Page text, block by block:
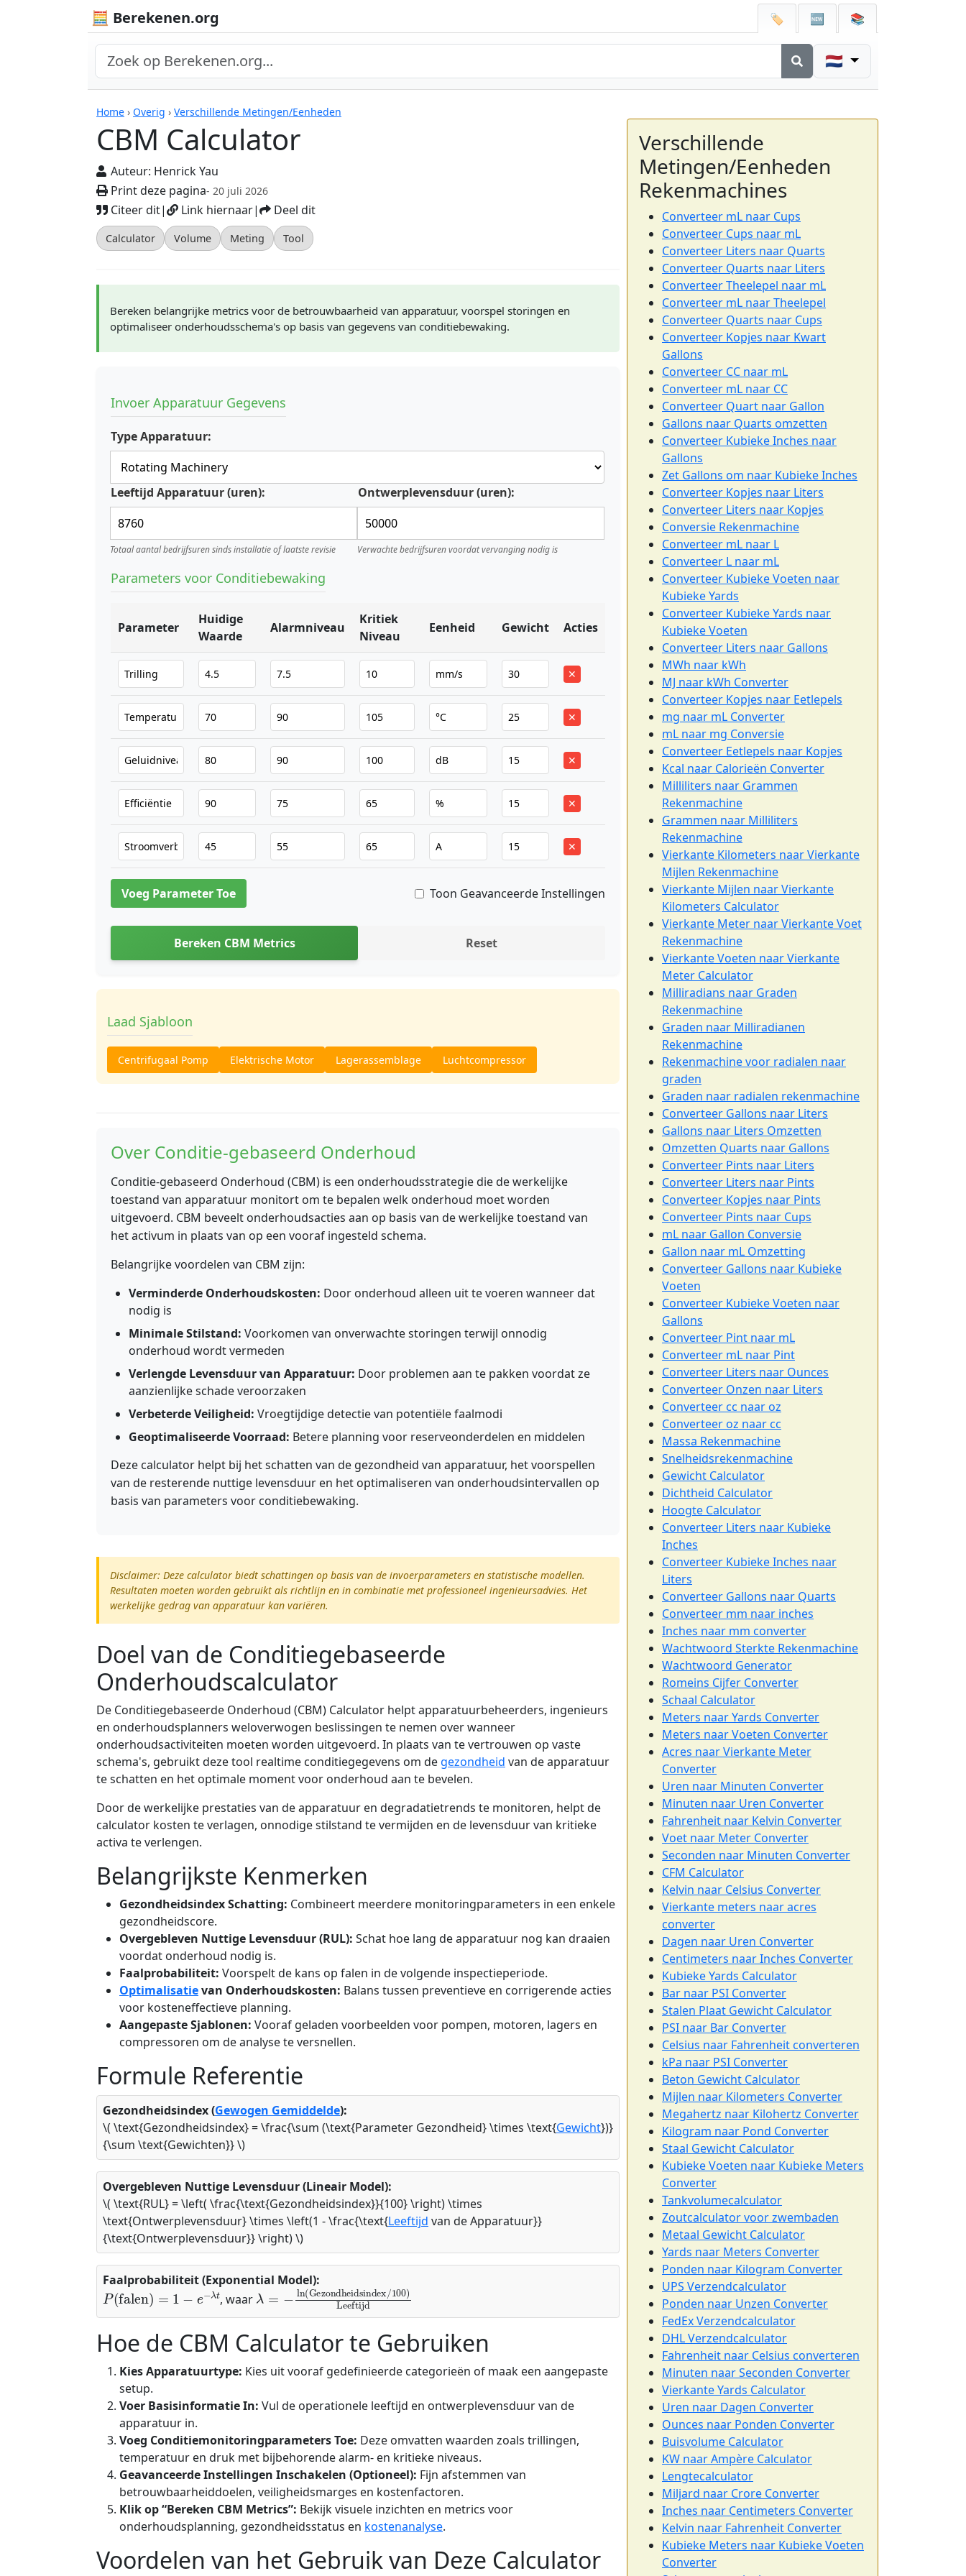
🧮 Berekenen.org 🏷️ 🆕 📚
🇳🇱
Home › Overig › Verschillende Metingen/Eenheden
CBM Calculator
Auteur: Henrick Yau
Print deze pagina- 20 juli 2026
Citeer dit| Link hiernaar| Deel dit
Calculator Volume Meting Tool
Rekenmachines
Bereken belangrijke metrics voor de betrouwbaarheid van apparatuur, voorspel storingen en
optimaliseer onderhoudsschema's op basis van gegevens van conditiebewaking.
Invoer Apparatuur Gegevens
Type Apparatuur:
Leeftijd Apparatuur (uren):
Totaal aantal bedrijfsuren sinds installatie of laatste revisie
Ontwerplevensduur (uren):
Verwachte bedrijfsuren voordat vervanging nodig is
Parameters voor Conditiebewaking
Parameter
Huidige
Waarde
Alarmniveau
Kritiek
Niveau
Eenheid Gewicht Acties
✕
✕
✕
✕
✕
Voeg Parameter Toe Toon Geavanceerde Instellingen
Bereken CBM Metrics Reset
Laad Sjabloon
Centrifugaal Pomp Elektrische Motor Lagerassemblage Luchtcompressor
Over Conditie-gebaseerd Onderhoud
Conditie-gebaseerd Onderhoud (CBM) is een onderhoudsstrategie die de werkelijke
toestand van apparatuur monitort om te bepalen welk onderhoud moet worden
uitgevoerd. CBM beveelt onderhoudsacties aan op basis van de werkelijke toestand van
het activum in plaats van op een vooraf ingesteld schema.
Belangrijke voordelen van CBM zijn:
Verminderde Onderhoudskosten: Door onderhoud alleen uit te voeren wanneer dat
nodig is
Minimale Stilstand: Voorkomen van onverwachte storingen terwijl onnodig
onderhoud wordt vermeden
Verlengde Levensduur van Apparatuur: Door problemen aan te pakken voordat ze
aanzienlijke schade veroorzaken
Verbeterde Veiligheid: Vroegtijdige detectie van potentiële faalmodi
Geoptimaliseerde Voorraad: Betere planning voor reserveonderdelen en middelen
Deze calculator helpt bij het schatten van de gezondheid van apparatuur, het voorspellen
van de resterende nuttige levensduur en het optimaliseren van onderhoudsintervallen op
basis van parameters voor conditiebewaking.
Disclaimer: Deze calculator biedt schattingen op basis van de invoerparameters en statistische modellen.
Resultaten moeten worden gebruikt als richtlijn en in combinatie met professioneel ingenieursadvies. Het
werkelijke gedrag van apparatuur kan variëren.
Doel van de Conditiegebaseerde
Onderhoudscalculator
De Conditiegebaseerde Onderhoud (CBM) Calculator helpt apparatuurbeheerders, ingenieurs
en onderhoudsplanners weloverwogen beslissingen te nemen over wanneer
onderhoudsactiviteiten moeten worden uitgevoerd. In plaats van te vertrouwen op vaste
schema's, gebruikt deze tool realtime conditiegegevens om de gezondheid van de apparatuur
te schatten en het optimale moment voor onderhoud aan te bevelen.
Door de werkelijke prestaties van de apparatuur en degradatietrends te monitoren, helpt de
calculator kosten te verlagen, onnodige stilstand te vermijden en de levensduur van kritieke
activa te verlengen.
Belangrijkste Kenmerken
Gezondheidsindex Schatting: Combineert meerdere monitoringparameters in een enkele
gezondheidscore.
Overgebleven Nuttige Levensduur (RUL): Schat hoe lang de apparatuur nog kan draaien
voordat onderhoud nodig is.
Faalprobabiliteit: Voorspelt de kans op falen in de volgende inspectieperiode.
Optimalisatievan Onderhoudskosten: Balans tussen preventieve en corrigerende acties
voor kosteneffectieve planning.
Aangepaste Sjablonen: Vooraf geladen voorbeelden voor pompen, motoren, lagers en
compressoren om de analyse te versnellen.
Formule Referentie
Gezondheidsindex (Gewogen Gemiddelde):
\( \text{Gezondheidsindex} = \frac{\sum (\text{Parameter Gezondheid} \times \text{Gewicht})}
{\sum \text{Gewichten}} \)
Overgebleven Nuttige Levensduur (Lineair Model):
\( \text{RUL} = \left( \frac{\text{Gezondheidsindex}}{100} \right) \times
\text{Ontwerplevensduur} \times \left(1 - \frac{\text{Leeftijd van de Apparatuur}}
{\text{Ontwerplevensduur}} \right) \)
Faalprobabiliteit (Exponential Model):
P(falen)=1−e−λt
, waar
λ=−ln(Gezondheidsindex
Hoe de CBM Calculator te Gebruiken
Kies Apparatuurtype: Kies uit vooraf gedefinieerde categorieën of maak een aangepaste
setup.
Voer Basisinformatie In: Vul de operationele leeftijd en ontwerplevensduur van de
apparatuur in.
Voeg Conditiemonitoringparameters Toe: Deze omvatten waarden zoals trillingen,
temperatuur en druk met bijbehorende alarm- en kritieke niveaus.
Geavanceerde Instellingen Inschakelen (Optioneel): Fijn afstemmen van
betrouwbaarheiddoelen, veiligheidsmarges en kostenfactoren.
Klik op “Bereken CBM Metrics”: Bekijk visuele inzichten en metrics voor
onderhoudsplanning, gezondheidsstatus en kostenanalyse.
Voordelen van het Gebruik van Deze Calculator
Verschillende
Metingen/Eenheden
Rekenmachines
Converteer mL naar Cups
Converteer Cups naar mL
Converteer Liters naar Quarts
Converteer Quarts naar Liters
Converteer Theelepel naar mL
Converteer mL naar Theelepel
Converteer Quarts naar Cups
Converteer Kopjes naar Kwart
Gallons
Converteer CC naar mL
Converteer mL naar CC
Converteer Quart naar Gallon
Gallons naar Quarts omzetten
Converteer Kubieke Inches naar
Gallons
Zet Gallons om naar Kubieke Inches
Converteer Kopjes naar Liters
Converteer Liters naar Kopjes
Conversie Rekenmachine
Converteer mL naar L
Converteer L naar mL
Converteer Kubieke Voeten naar
Kubieke Yards
Converteer Kubieke Yards naar
Kubieke Voeten
Converteer Liters naar Gallons
MWh naar kWh
MJ naar kWh Converter
Converteer Kopjes naar Eetlepels
mg naar mL Converter
mL naar mg Conversie
Converteer Eetlepels naar Kopjes
Kcal naar Calorieën Converter
Milliliters naar Grammen
Rekenmachine
Grammen naar Milliliters
Rekenmachine
Vierkante Kilometers naar Vierkante
Mijlen Rekenmachine
Vierkante Mijlen naar Vierkante
Kilometers Calculator
Vierkante Meter naar Vierkante Voet
Rekenmachine
Vierkante Voeten naar Vierkante
Meter Calculator
Milliradians naar Graden
Rekenmachine
Graden naar Milliradianen
Rekenmachine
Rekenmachine voor radialen naar
graden
Graden naar radialen rekenmachine
Converteer Gallons naar Liters
Gallons naar Liters Omzetten
Omzetten Quarts naar Gallons
Converteer Pints naar Liters
Converteer Liters naar Pints
Converteer Kopjes naar Pints
Converteer Pints naar Cups
mL naar Gallon Conversie
Gallon naar mL Omzetting
Converteer Gallons naar Kubieke
Voeten
Converteer Kubieke Voeten naar
Gallons
Converteer Pint naar mL
Converteer mL naar Pint
Converteer Liters naar Ounces
Converteer Onzen naar Liters
Converteer cc naar oz
Converteer oz naar cc
Massa Rekenmachine
Snelheidsrekenmachine
Gewicht Calculator
Dichtheid Calculator
Hoogte Calculator
Converteer Liters naar Kubieke
Inches
Converteer Kubieke Inches naar
Liters
Converteer Gallons naar Quarts
Converteer mm naar inches
Inches naar mm converter
Wachtwoord Sterkte Rekenmachine
Wachtwoord Generator
Romeins Cijfer Converter
Schaal Calculator
Meters naar Yards Converter
Meters naar Voeten Converter
Acres naar Vierkante Meter
Converter
Uren naar Minuten Converter
Minuten naar Uren Converter
Fahrenheit naar Kelvin Converter
Voet naar Meter Converter
Seconden naar Minuten Converter
CFM Calculator
Kelvin naar Celsius Converter
Vierkante meters naar acres
converter
Dagen naar Uren Converter
Centimeters naar Inches Converter
Kubieke Yards Calculator
Bar naar PSI Converter
Stalen Plaat Gewicht Calculator
PSI naar Bar Converter
Celsius naar Fahrenheit converteren
kPa naar PSI Converter
Beton Gewicht Calculator
Mijlen naar Kilometers Converter
Megahertz naar Kilohertz Converter
Kilogram naar Pond Converter
Staal Gewicht Calculator
Kubieke Voeten naar Kubieke Meters
Converter
Tankvolumecalculator
Zoutcalculator voor zwembaden
Metaal Gewicht Calculator
Yards naar Meters Converter
Ponden naar Kilogram Converter
UPS Verzendcalculator
Ponden naar Unzen Converter
FedEx Verzendcalculator
DHL Verzendcalculator
Fahrenheit naar Celsius converteren
Minuten naar Seconden Converter
Vierkante Yards Calculator
Uren naar Dagen Converter
Ounces naar Ponden Converter
Buisvolume Calculator
KW naar Ampère Calculator
Lengtecalculator
Miljard naar Crore Converter
Inches naar Centimeters Converter
Kelvin naar Fahrenheit Converter
Kubieke Meters naar Kubieke Voeten
Converter